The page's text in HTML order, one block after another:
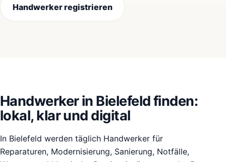
Handwerker registrieren
Handwerker in Bielefeld finden:
lokal, klar und digital
In Bielefeld werden täglich Handwerker für
Reparaturen, Modernisierung, Sanierung, Notfälle,